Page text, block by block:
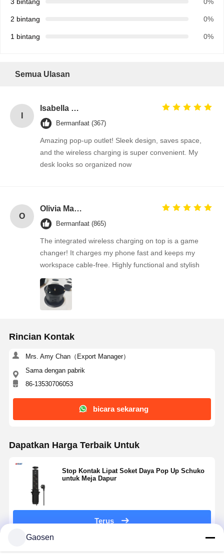
2 bintang 0%
1 bintang 0%
Semua Ulasan
Isabella Gomez
Bermanfaat (367)
Amazing pop-up outlet! Sleek design, saves space,
and the wireless charging is super convenient. My
desk looks so organized now
O
Olivia Martinez
Bermanfaat (865)
The integrated wireless charging on top is a game
changer! It charges my phone fast and keeps my
workspace cable-free. Highly functional and stylish
Rincian Kontak
Mrs. Amy Chan（Export Manager）
Sama dengan pabrik
86-13530706053
bicara sekarang
Dapatkan Harga Terbaik Untuk
Stop Kontak Lipat Soket Daya Pop Up Schuko
untuk Meja Dapur
Terus
Gaosen